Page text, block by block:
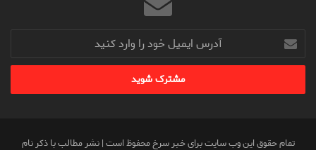
آدرس
ایمیل
خود
وارد
تمام حقوق این وب سایت برای خبر سرخ محفوظ است | نشر مطالب با ذکر نام